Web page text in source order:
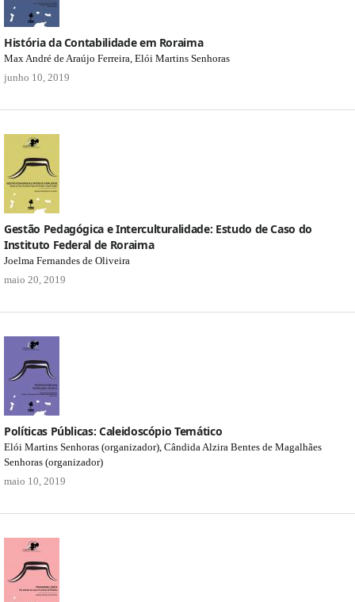
História da Contabilidade em Roraima
Max André de Araújo Ferreira, Elói Martins Senhoras
junho 10, 2019
Gestão Pedagógica e Interculturalidade: Estudo de Caso do
Instituto Federal de Roraima
Joelma Fernandes de Oliveira
maio 20, 2019
Políticas Públicas: Caleidoscópio Temático
Elói Martins Senhoras (organizador), Cândida Alzira Bentes de Magalhães
Senhoras (organizador)
maio 10, 2019